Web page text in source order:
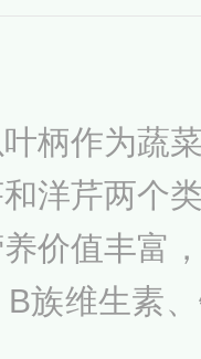
富含维生
用在料理
、尾根以
碱等，又
能清热解
柄作为蔬
洋芹两个
价值丰富
族维生素